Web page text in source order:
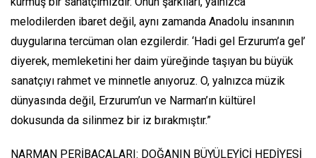
melodilerden ibaret değil, aynı zamanda Anadolu insanının
duygularına tercüman olan ezgilerdir. ‘Hadi gel Erzurum’a gel’
diyerek, memleketini her daim yüreğinde taşıyan bu büyük
sanatçıyı rahmet ve minnetle anıyoruz. O, yalnızca müzik
dünyasında değil, Erzurum’un ve Narman’ın kültürel
dokusunda da silinmez bir iz bırakmıştır.”
NARMAN PERİBACALARI: DOĞANIN BÜYÜLEYİCİ HEDİYESİ